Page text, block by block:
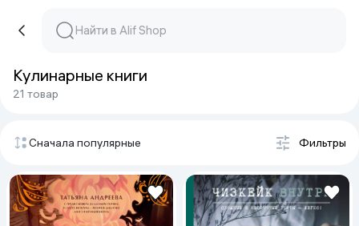
Кулинарные книги
21 товар
Сначала популярные Фильтры